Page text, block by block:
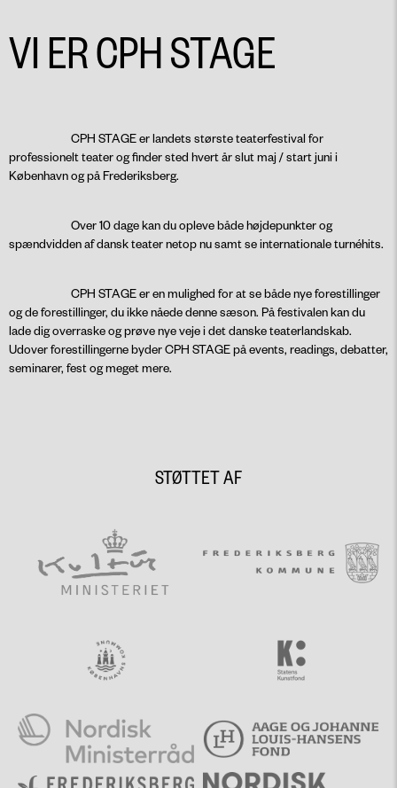
VI ER CPH STAGE
CPH STAGE er landets største teaterfestival for
professionelt teater og finder sted hvert år slut maj / start juni i
København og på Frederiksberg.
Over 10 dage kan du opleve både højdepunkter og
spændvidden af dansk teater netop nu samt se internationale turnéhits.
CPH STAGE er en mulighed for at se både nye forestillinger
og de forestillinger, du ikke nåede denne sæson. På festivalen kan du
lade dig overraske og prøve nye veje i det danske teaterlandskab.
Udover forestillingerne byder CPH STAGE på events, readings, debatter,
seminarer, fest og meget mere.
STØTTET AF